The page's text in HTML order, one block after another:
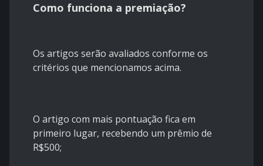
Como funciona a premiação?
Os artigos serão avaliados conforme os
critérios que mencionamos acima.
O artigo com mais pontuação fica em
primeiro lugar, recebendo um prêmio de
R$500;